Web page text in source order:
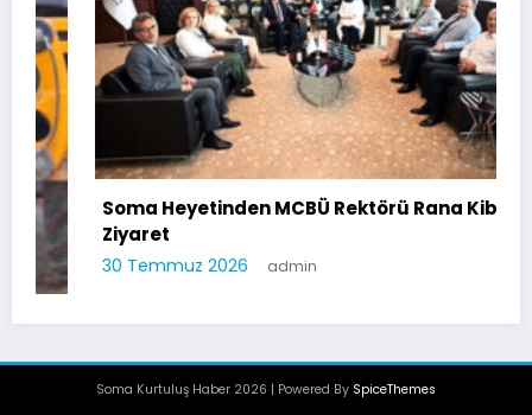
Soma Heyetinden MCBÜ Rektörü Rana Kibar’a
Ziyaret
30 Temmuz 2026 admin
Soma Kurtuluş Haber 2026 | Powered By SpiceThemes